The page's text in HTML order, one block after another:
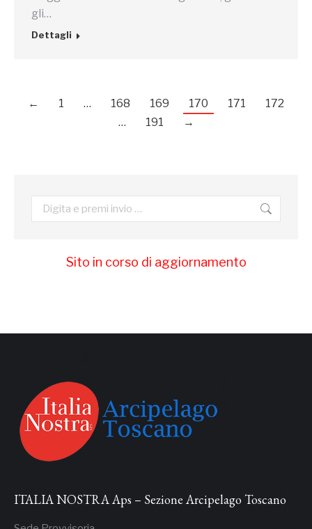
gli…
Dettagli
← 1 … 168 169 170 171
172
…
191 →
Cerca:
Sito in corso di aggiornamento
ITALIA NOSTRA Aps – Sezione Arcipelago Toscano